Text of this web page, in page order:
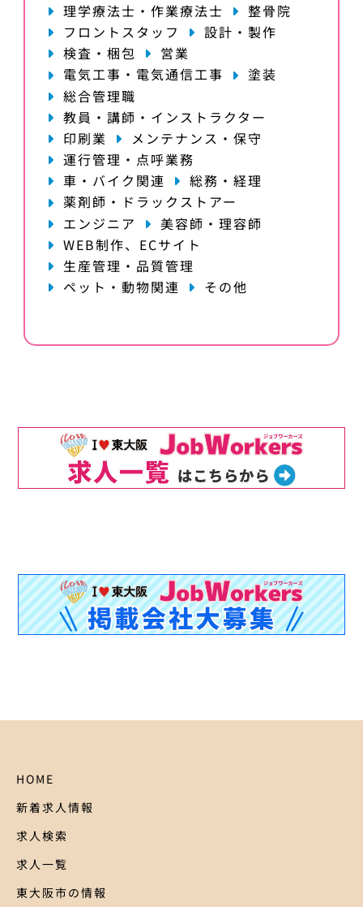
理学療法士・作業療法士
整骨院
フロントスタッフ
設計・製作
検査・梱包
営業
電気工事・電気通信工事
塗装
総合管理職
教員・講師・インストラクター
印刷業
メンテナンス・保守
運行管理・点呼業務
車・バイク関連
総務・経理
薬剤師・ドラックストアー
エンジニア
美容師・理容師
WEB制作、ECサイト
生産管理・品質管理
ペット・動物関連
その他
HOME
新着求人情報
求人検索
求人一覧
東大阪市の情報